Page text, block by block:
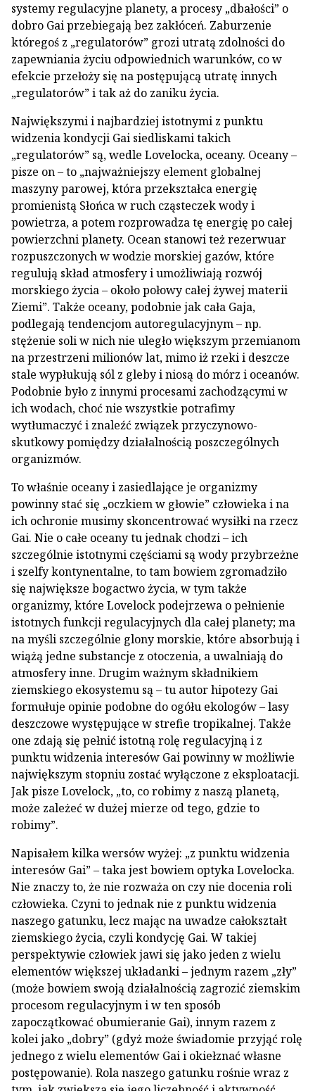
systemy regulacyjne planety, a procesy „dbałości” o
dobro Gai przebiegają bez zakłóceń. Zaburzenie
któregoś z „regulatorów” grozi utratą zdolności do
zapewniania życiu odpowiednich warunków, co w
efekcie przełoży się na postępującą utratę innych
„regulatorów” i tak aż do zaniku życia.
Największymi i najbardziej istotnymi z punktu
widzenia kondycji Gai siedliskami takich
„regulatorów” są, wedle Lovelocka, oceany. Oceany –
pisze on – to „najważniejszy element globalnej
maszyny parowej, która przekształca energię
promienistą Słońca w ruch cząsteczek wody i
powietrza, a potem rozprowadza tę energię po całej
powierzchni planety. Ocean stanowi też rezerwuar
rozpuszczonych w wodzie morskiej gazów, które
regulują skład atmosfery i umożliwiają rozwój
morskiego życia – około połowy całej żywej materii
Ziemi”. Także oceany, podobnie jak cała Gaja,
podlegają tendencjom autoregulacyjnym – np.
stężenie soli w nich nie uległo większym przemianom
na przestrzeni milionów lat, mimo iż rzeki i deszcze
stale wypłukują sól z gleby i niosą do mórz i oceanów.
Podobnie było z innymi procesami zachodzącymi w
ich wodach, choć nie wszystkie potrafimy
wytłumaczyć i znaleźć związek przyczynowo-
skutkowy pomiędzy działalnością poszczególnych
organizmów.
To właśnie oceany i zasiedlające je organizmy
powinny stać się „oczkiem w głowie” człowieka i na
ich ochronie musimy skoncentrować wysiłki na rzecz
Gai. Nie o całe oceany tu jednak chodzi – ich
szczególnie istotnymi częściami są wody przybrzeżne
i szelfy kontynentalne, to tam bowiem zgromadziło
się największe bogactwo życia, w tym także
organizmy, które Lovelock podejrzewa o pełnienie
istotnych funkcji regulacyjnych dla całej planety; ma
na myśli szczególnie glony morskie, które absorbują i
wiążą jedne substancje z otoczenia, a uwalniają do
atmosfery inne. Drugim ważnym składnikiem
ziemskiego ekosystemu są – tu autor hipotezy Gai
formułuje opinie podobne do ogółu ekologów – lasy
deszczowe występujące w strefie tropikalnej. Także
one zdają się pełnić istotną rolę regulacyjną i z
punktu widzenia interesów Gai powinny w możliwie
największym stopniu zostać wyłączone z eksploatacji.
Jak pisze Lovelock, „to, co robimy z naszą planetą,
może zależeć w dużej mierze od tego, gdzie to
robimy”.
Napisałem kilka wersów wyżej: „z punktu widzenia
interesów Gai” – taka jest bowiem optyka Lovelocka.
Nie znaczy to, że nie rozważa on czy nie docenia roli
człowieka. Czyni to jednak nie z punktu widzenia
naszego gatunku, lecz mając na uwadze całokształt
ziemskiego życia, czyli kondycję Gai. W takiej
perspektywie człowiek jawi się jako jeden z wielu
elementów większej układanki – jednym razem „zły”
(może bowiem swoją działalnością zagrozić ziemskim
procesom regulacyjnym i w ten sposób
zapoczątkować obumieranie Gai), innym razem z
kolei jako „dobry” (gdyż może świadomie przyjąć rolę
jednego z wielu elementów Gai i okiełznać własne
postępowanie). Rola naszego gatunku rośnie wraz z